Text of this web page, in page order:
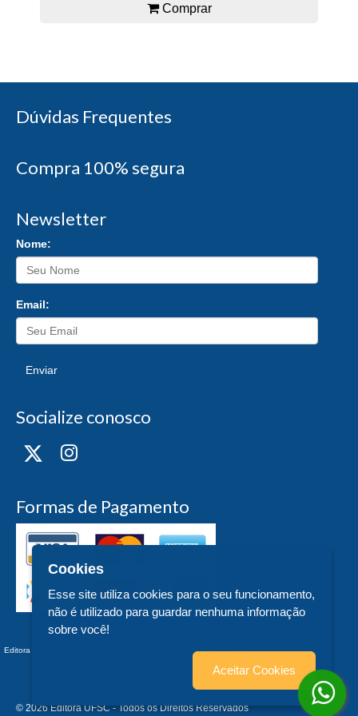
Comprar
Dúvidas Frequentes
Compra 100% segura
Newsletter
Nome:
Email:
Enviar
Socialize conosco
Formas de Pagamento
Editora UFSC - CNPJ n° 83.899.526/0006-97 - teste - Trindade - - SC
© 2026 Editora UFSC - Todos os Direitos Reservados
Cookies
Esse site utiliza cookies para o seu funcionamento,
não é utilizado para guardar nenhuma informação
sobre você!
Aceitar Cookies